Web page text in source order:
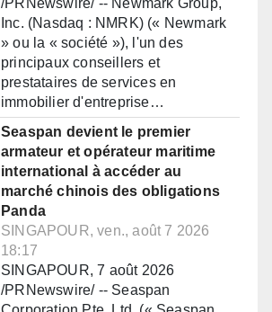
/PRNewswire/ -- Newmark Group,
Inc. (Nasdaq : NMRK) (« Newmark
» ou la « société »), l'un des
principaux conseillers et
prestataires de services en
immobilier d'entreprise…
Seaspan devient le premier
armateur et opérateur maritime
international à accéder au
marché chinois des obligations
Panda
SINGAPOUR, ven., août 7 2026
18:17
SINGAPOUR, 7 août 2026
/PRNewswire/ -- Seaspan